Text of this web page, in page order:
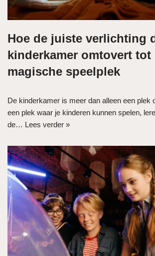
Hoe de juiste verlichting
kinderkamer omtovert tot
magische speelplek
De kinderkamer is meer dan alleen een plek
een plek waar je kinderen kunnen spelen,
de… Lees verder »